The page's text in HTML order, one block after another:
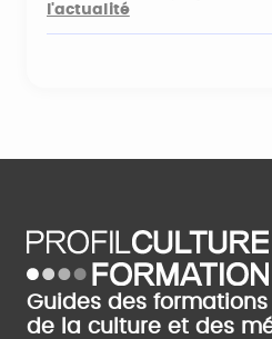
l'actualité
Guides des
de la culture et des